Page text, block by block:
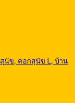
สุนัข, คอกสุนัข L, บ้าน